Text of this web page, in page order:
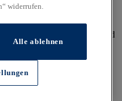
Sonder- und
sowie Verbrauchs- und
Neufahrzeugs und
Änderungen.
eine geringere elektrische
Dies kann bei
erhöhten
erhöhten
widerrufen.
Alle ablehnen